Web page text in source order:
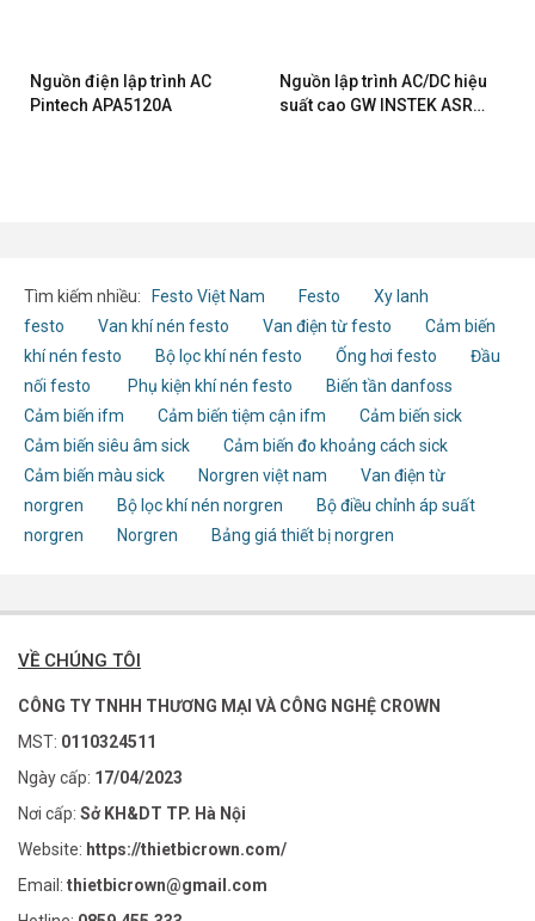
Nguồn điện lập trình AC
Pintech APA5120A
Nguồn lập trình AC/DC hiệu
suất cao GW INSTEK ASR-
Tìm kiếm nhiều: Festo Việt Nam Festo
Xy lanh
festo
Van khí nén festo Van điện từ festo
Cảm biến
khí nén festo
Bộ lọc khí nén festo Ống hơi festo
Đầu
nối festo
Phụ kiện khí nén festo
Biến tần danfoss
Cảm biến ifm
Cảm biến tiệm cận ifm
Cảm biến sick
Cảm biến siêu âm sick
Cảm biến đo khoảng cách sick
Cảm biến màu sick
Norgren việt nam
Van điện từ
norgren
Bộ lọc khí nén norgren
Bộ điều chỉnh áp suất
norgren
Norgren Bảng giá thiết bị norgren
VỀ CHÚNG TÔI
CÔNG TY TNHH THƯƠNG MẠI VÀ CÔNG NGHỆ CROWN
MST: 0110324511
Ngày cấp: 17/04/2023
Nơi cấp: Sở KH&DT TP. Hà Nội
Website: https://thietbicrown.com/
Email: thietbicrown@gmail.com